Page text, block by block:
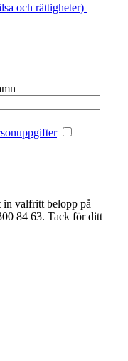
och rättigheter)
in valfritt belopp på
84 63. Tack för ditt